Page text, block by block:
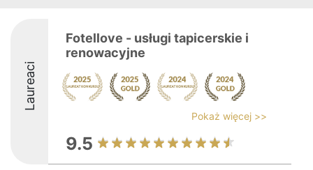
Laureaci
Fotellove - usługi tapicerskie i
renowacyjne
Pokaż więcej >>
9.5